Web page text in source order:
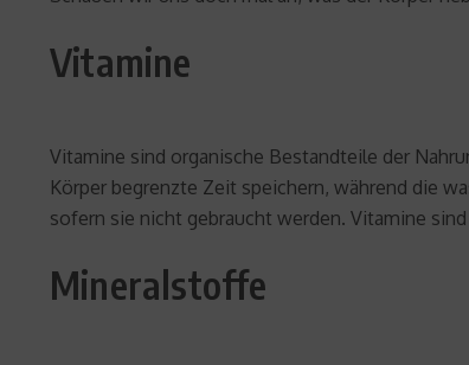
Vitamine
Vitamine sind organische Bestandteile der
Körper begrenzte Zeit speichern, während die
sofern sie nicht gebraucht werden. Vitamine
Mineralstoffe